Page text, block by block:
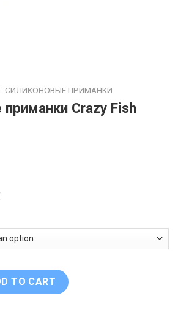
СИЛИКОНОВЫЕ ПРИМАНКИ
Crazy Fish
Crazy Fish Polaris 2" quantity
TO CART